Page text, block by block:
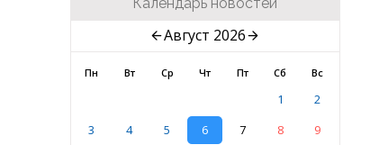
Август 2026
Пн Вт Ср Чт Пт Сб Вс
1
2
3
4 5 6 7 8
9